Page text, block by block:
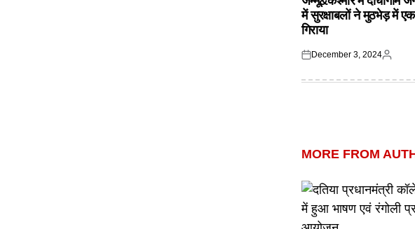
में सुरक्षाबलों ने मुठभेड़ में
गिराया
Posted
December 3, 2024
Posted
MORE FROM